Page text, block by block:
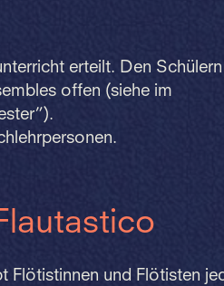
erteilt. Den
offen (siehe im
Flötistinnen und Flötisten